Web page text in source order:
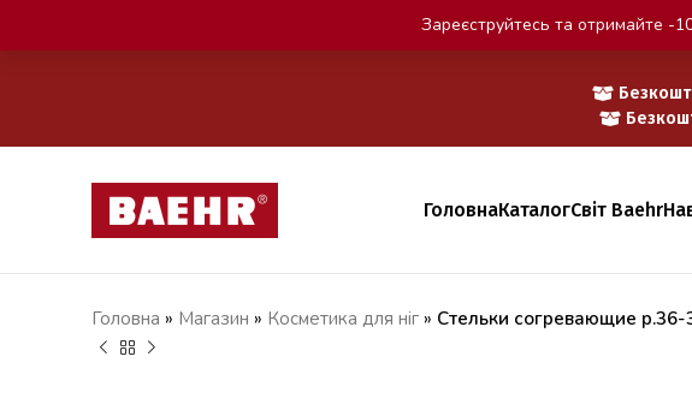
ГоловнаКаталогСвіт Baehr
Головна » Магазин » Косметика для ніг » Стельки согревающие р.36-
Зареєструйтесь та отримайте -